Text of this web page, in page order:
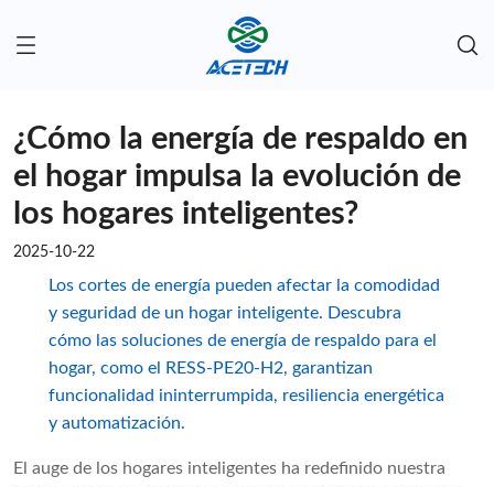
¿Cómo la energía de respaldo en
el hogar impulsa la evolución de
los hogares inteligentes?
2025-10-22
Los cortes de energía pueden afectar la comodidad
y seguridad de un hogar inteligente. Descubra
cómo las soluciones de energía de respaldo para el
hogar, como el RESS-PE20-H2, garantizan
funcionalidad ininterrumpida, resiliencia energética
y automatización.
El auge de los hogares inteligentes ha redefinido nuestra